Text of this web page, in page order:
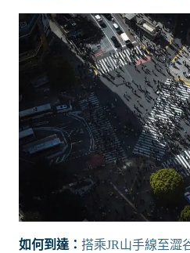
如何到達： 搭乘JR山手線至